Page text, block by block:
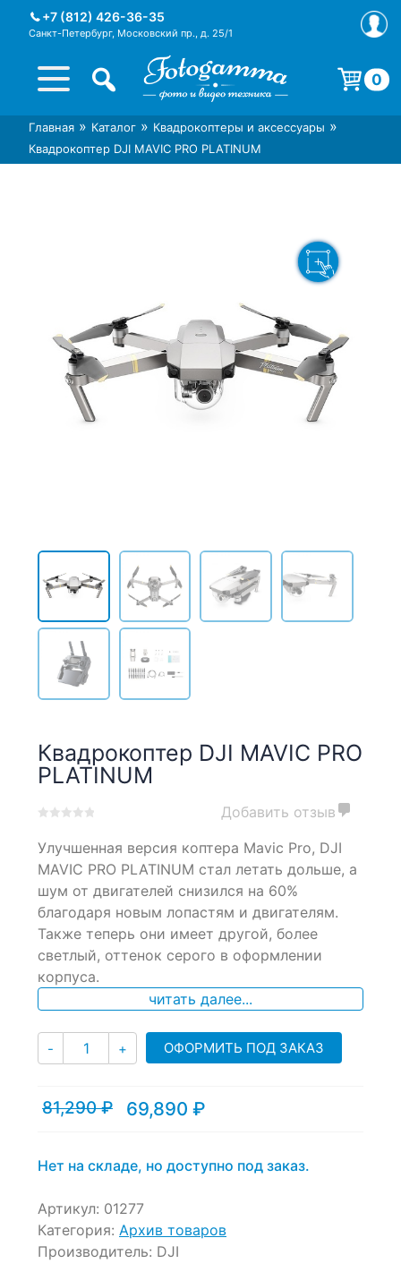
+7 (812) 426-36-35
Санкт-Петербург, Московский пр., д. 25/1
Интернет-магазин фототехники
Foto-Gamma в СПб
Магазин фотоаксессуаров foto-
gamma.ru
0
Корзина пуста.
Главная » Каталог » Квадрокоптеры и аксессуары »
Квадрокоптер DJI MAVIC PRO PLATINUM
Квадрокоптер DJI MAVIC PRO
PLATINUM
out
of
on
customer
ratings
Добавить отзыв
Улучшенная версия коптера Mavic Pro, DJI
MAVIC PRO PLATINUM стал летать дольше, а
шум от двигателей снизился на 60%
благодаря новым лопастям и двигателям.
Также теперь они имеет другой, более
светлый, оттенок серого в оформлении
корпуса.
читать далее...
- Количество
+ ОФОРМИТЬ ПОД ЗАКАЗ
81,290₽
Первоначальная
81,290 ₽.
69,890 ₽
Текущая
Нет на складе, но доступно под заказ.
Артикул: 01277
Категория: Архив товаров
Производитель: DJI